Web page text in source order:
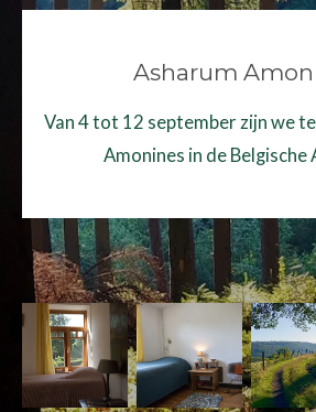
Asharum
Van 4 tot 12 september zijn we
Amonines in de Belgische